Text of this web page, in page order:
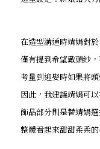
在造型溝通時靖娟對
僅有提到希望戴頭紗
考量到迎娶時如果將
因此，我建議靖娟可
飾品部分則是替靖娟
整體看起來甜甜柔柔